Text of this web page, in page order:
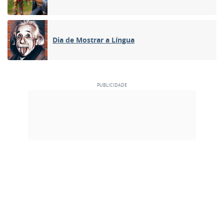
Dia de Mostrar a Língua